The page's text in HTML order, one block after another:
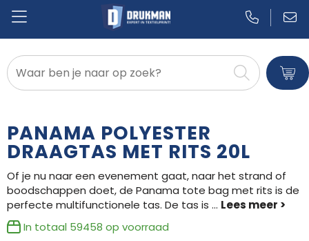
Badtextiel en Douche
Bodywarmers
Broeken en Rokken
Caps, Hoeden en Mutsen
PANAMA POLYESTER
DRAAGTAS MET RITS 20L
Of je nu naar een evenement gaat, naar het strand of
boodschappen doet, de Panama tote bag met rits is de
perfecte multifunctionele tas. De tas is ...
In totaal 59458 op voorraad